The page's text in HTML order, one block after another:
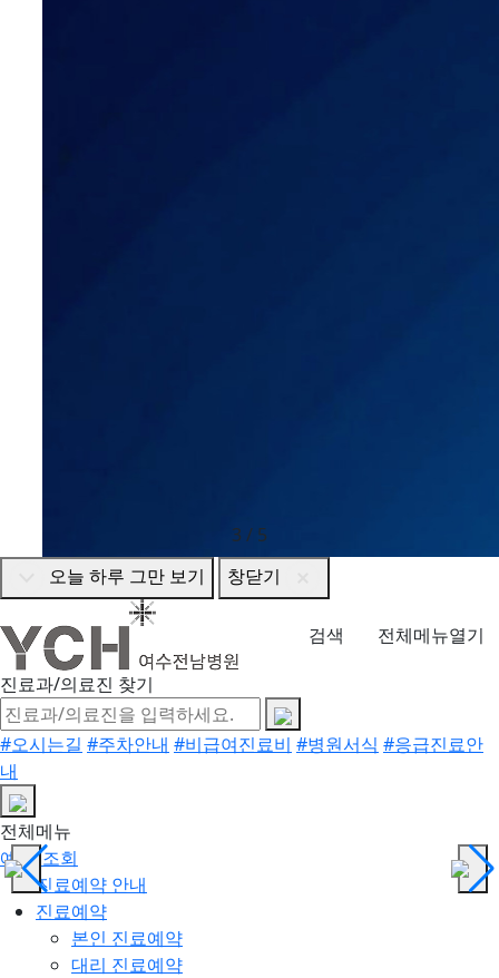
3 / 5
오늘 하루 그만 보기
창닫기
검색
전체메뉴열기
진료과/의료진 찾기
#오시는길 #주차안내 #비급여진료비 #병원서식 #응급진료안
내
전체메뉴
예약/조회
진료예약 안내
진료예약
본인 진료예약
대리 진료예약